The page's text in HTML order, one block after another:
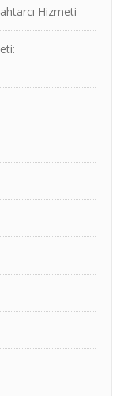
Hizmeti